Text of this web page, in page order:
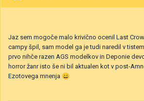
Jaz sem mogoče malo krivično ocenil Last
campy špil, sam model ga je tudi naredil v
prvo nihče razen AGS modelkov in Deponie
horror žanr isto še ni bil aktualen kot v post-
Ezotovega mnenja 😄